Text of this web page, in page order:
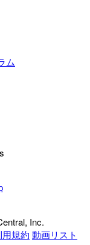
ム
Inc.
用規約 動画リスト